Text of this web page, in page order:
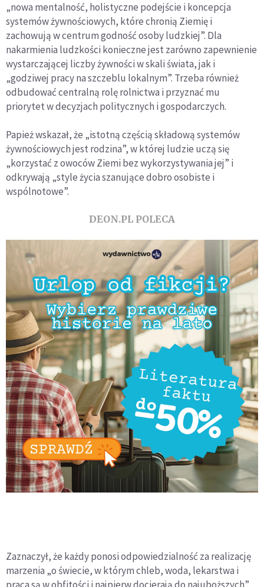
„nowa mentalność, holistyczne podejście i koncepcja
systemów żywnościowych, które chronią Ziemię i
zachowują w centrum godność osoby ludzkiej”. Dla
nakarmienia ludzkości konieczne jest zarówno zapewnienie
wystarczającej liczby żywności w skali świata, jak i
„godziwej pracy na szczeblu lokalnym”. Trzeba również
odbudować centralną rolę rolnictwa i przyznać mu
priorytet w decyzjach politycznych i gospodarczych.
Papież wskazał, że „istotną częścią składową systemów
żywnościowych jest rodzina”, w której ludzie uczą się
„korzystać z owoców Ziemi bez wykorzystywania jej” i
odkrywają „style życia szanujące dobro osobiste i
wspólnotowe”.
DEON.PL POLECA
Zaznaczył, że każdy ponosi odpowiedzialność za realizację
marzenia „o świecie, w którym chleb, woda, lekarstwa i